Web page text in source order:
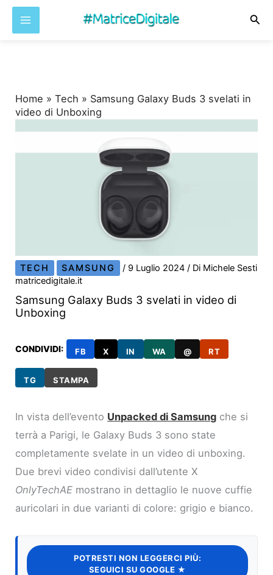
Home »Tech » Samsung Galaxy Buds 3 svelati in
video di Unboxing
TECH SAMSUNG / 9 Luglio 2024/ Di Michele Sesti
matricedigitale.it
Samsung Galaxy Buds 3 svelati in video di
Unboxing
CONDIVIDI: FB X IN WA @ RT
TG STAMPA
In vista dell’evento Unpacked di Samsung che si
terrà a Parigi, le Galaxy Buds 3 sono state
completamente svelate in un video di unboxing.
Due brevi video condivisi dall’utente X
OnlyTechAE mostrano in dettaglio le nuove cuffie
auricolari in due varianti di colore: grigio e bianco.
POTRESTI NON LEGGERCI PIÙ:
SEGUICI SU GOOGLE ★